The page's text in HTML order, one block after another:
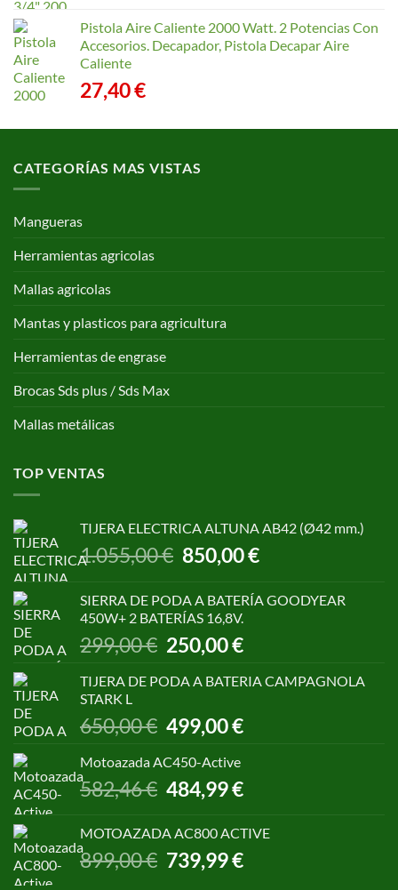
Pistola Aire Caliente 2000 Watt. 2 Potencias Con
Accesorios. Decapador, Pistola Decapar Aire
Caliente
27,40€
CATEGORÍAS MAS VISTAS
Mangueras
Herramientas agricolas
Mallas agricolas
Mantas y plasticos para agricultura
Herramientas de engrase
Brocas Sds plus / Sds Max
Mallas metálicas
TOP VENTAS
TIJERA ELECTRICA ALTUNA AB42 (Ø42 mm.)
1.055,00€ El
precio
era:
1.055,00 €.
850,00€El
precio
es:
SIERRA DE PODA A BATERÍA GOODYEAR
450W+ 2 BATERÍAS 16,8V.
299,00€ El
precio
original
250,00€El
precio
actual
TIJERA DE PODA A BATERIA CAMPAGNOLA
STARK L
650,00€
El
precio
original
650,00 €.
499,00€El
precio
499,00 €.
Motoazada AC450-Active
582,46€
El
precio
era:
582,46 €.
484,99€El
precio
es:
484,99 €.
MOTOAZADA AC800 ACTIVE
899,00€ El
precio
739,99€El
precio